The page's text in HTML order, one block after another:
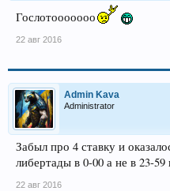
Гослотооооооо
22 авг 2016
Admin Kava
Administrator
Забыл про 4 ставку и
либертады в 0-00 а не в 23-59
22 авг 2016